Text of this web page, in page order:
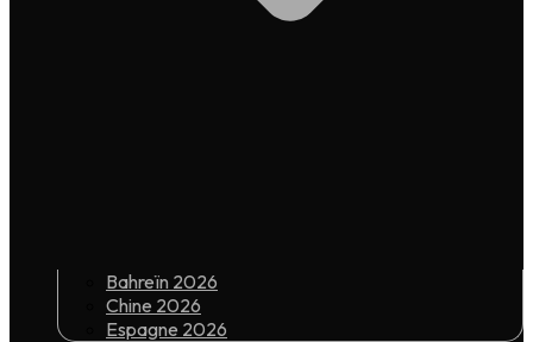
Bahreïn 2026
Chine 2026
Espagne 2026